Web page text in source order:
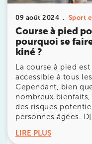
09 août 2024 Sport
Course à pied
pourquoi se
kiné ?
La course à pied
accessible à tous
Cependant, bien
nombreux
des risques
personnes âgées.
LIRE PLUS
avec les
de Jérôme
prenant rendez-
cabinetIK –
de chez vous ou
quotidien.